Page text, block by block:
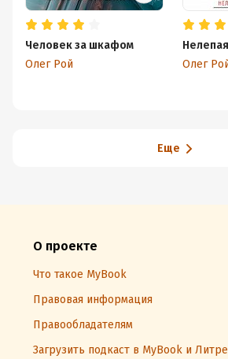
Человек за шкафом
Олег Рой
Олег
Еще
О проекте
Что такое MyBook
Правовая информация
Правообладателям
Загрузить подкаст в MyBook и